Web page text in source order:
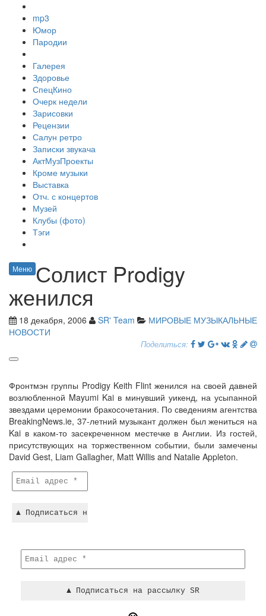
mp3
Юмор
Пародии
Галерея
Здоровье
СпецКино
Очерк недели
Зарисовки
Рецензии
Салун ретро
Записки звукача
АктМузПроекты
Кроме музыки
Выставка
Отч. с концертов
Музей
Клубы (фото)
Тэги
Меню Солист Prodigy
женился
18 декабря, 2006 SR' Team
МИРОВЫЕ МУЗЫКАЛЬНЫЕ
НОВОСТИ
Поделиться:
Фронтмэн группы Prodigy Keith Flint женился на своей давней
возлюбленной Mayumi Kai в минувший уикенд, на усыпанной
звездами церемонии бракосочетания. По сведениям агентства
BreakingNews.ie, 37-летний музыкант должен был жениться на
Kai в каком-то засекреченном местечке в Англии. Из гостей,
присутствующих на торжественном событии, были замечены
David Gest, Liam Gallagher, Matt Willis and Natalie Appleton.